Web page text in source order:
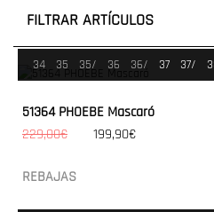
FILTRAR ARTÍCULOS
34 35 35/ 36 36/ 37 37/
51364 PHOEBE Mascaró
229,00€
199,90€
REBAJAS